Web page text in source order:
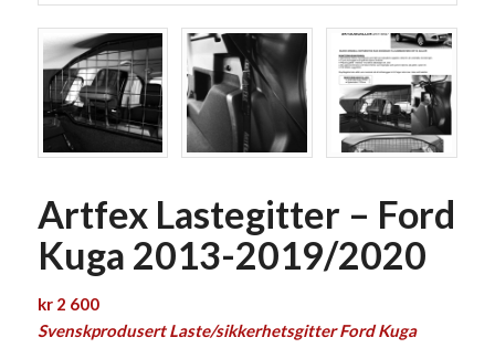
Artfex Lastegitter – Ford
Kuga 2013-2019/2020
kr2 600
Svenskprodusert Laste/sikkerhetsgitter Ford Kuga